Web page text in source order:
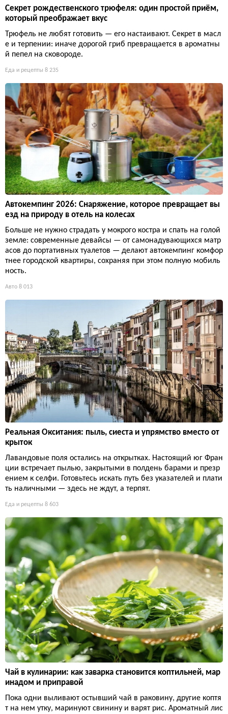
Секрет рождественского трюфеля: один простой приём,
который преображает вкус
Трюфель не любят готовить — его настаивают. Секрет в масл
е и терпении: иначе дорогой гриб превращается в ароматны
й пепел на сковороде.
Еда и рецепты 8 235
Автокемпинг 2026: Снаряжение, которое превращает вы
езд на природу в отель на колесах
Больше не нужно страдать у мокрого костра и спать на голой
земле: современные девайсы — от самонадувающихся матр
асов до портативных туалетов — делают автокемпинг комфор
тнее городской квартиры, сохраняя при этом полную мобиль
ность.
Авто 8 013
Реальная Окситания: пыль, сиеста и упрямство вместо от
крыток
Лавандовые поля остались на открытках. Настоящий юг Фран
ции встречает пылью, закрытыми в полдень барами и презр
ением к селфи. Готовьтесь искать путь без указателей и плати
ть наличными — здесь не ждут, а терпят.
Еда и рецепты 8 603
Чай в кулинарии: как заварка становится коптильней, мар
инадом и приправой
Пока одни выливают остывший чай в раковину, другие коптя
т на нем утку, маринуют свинину и варят рис. Ароматный лис